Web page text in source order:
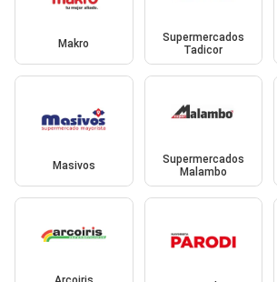
Makro
Supermercados
Tadicor
Masivos
Supermercados
Malambo